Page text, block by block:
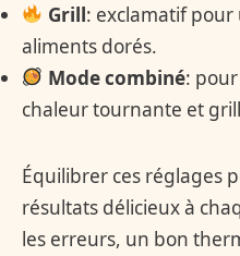
Grill: exclamatif pour
aliments dorés.
Mode combiné:
chaleur tournante et
Équilibrer ces réglages
résultats délicieux à
les erreurs, un bon